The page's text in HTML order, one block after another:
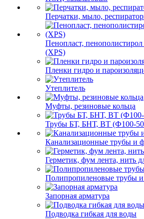
Перчатки, мыло,
Пенопласт,
(XPS)
Пленки гидро и
Утеплитель
Муфты, резиновые кольца
Трубы БТ, БНТ, ВТ (Ф100-
Канализационные трубы и
Герметик, фум лента, нить
Полипропиленовые трубы
Запорная арматура
Подводка гибкая для воды